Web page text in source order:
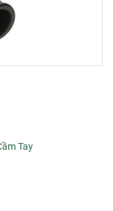
Tay